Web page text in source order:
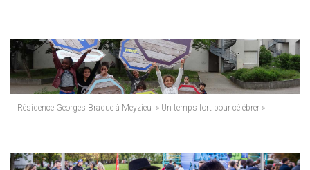
Résidence Georges Braque à Meyzieu » Un temps fort pour célébrer »